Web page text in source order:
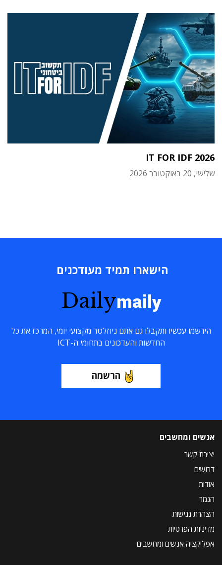
IT FOR IDF 2026
שלישי, 20 באוקטובר 2026
הישארו תמיד מעודכנים
Dailymaily
הירשמו עכשיו ותקבלו גם אתם ניוזלטר מקצועי יומי, המרכז את כל
החדשות והעדכונים בתחומי ה-ICT
הרשמה
אנשים ומחשבים
יצירת קשר
דרושים
אודות
הנמר
הצהרת נגישות
מדיניות הפרטיות
אפליקציה אנשים ומחשבים